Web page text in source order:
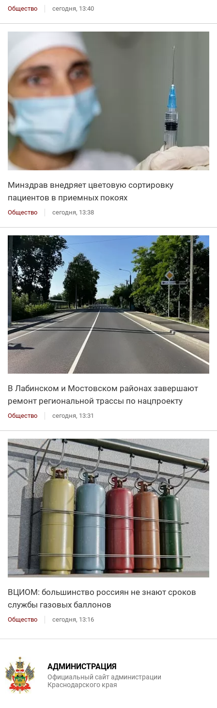
Общество сегодня, 13:40
Минздрав внедряет цветовую сортировку
пациентов в приемных покоях
Общество сегодня, 13:38
В Лабинском и Мостовском районах завершают
ремонт региональной трассы по нацпроекту
Общество сегодня, 13:31
ВЦИОМ: большинство россиян не знают сроков
службы газовых баллонов
Общество сегодня, 13:16
АДМИНИСТРАЦИЯ
Официальный сайт администрации
Краснодарского края